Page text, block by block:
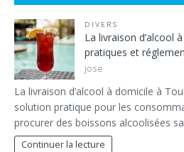
DIVERS
La livraison d’alcool
pratiques et
jose
La livraison d’alcool à domicile à
solution pratique pour les
procurer des boissons alcoolisées
Continuer la lecture